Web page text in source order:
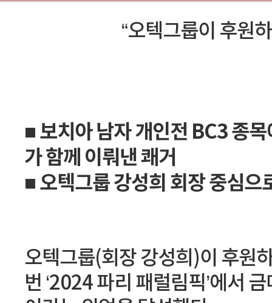
“오텍그룹이 후원
■ 보치아 남자 개인전 BC3 종
가 함께 이뤄낸 쾌거
■ 오텍그룹 강성희 회장 중심으
오텍그룹(회장 강성희)이 후원
번 ‘2024 파리 패럴림픽’에서